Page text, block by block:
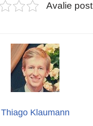
Avalie post
Thiago Klaumann